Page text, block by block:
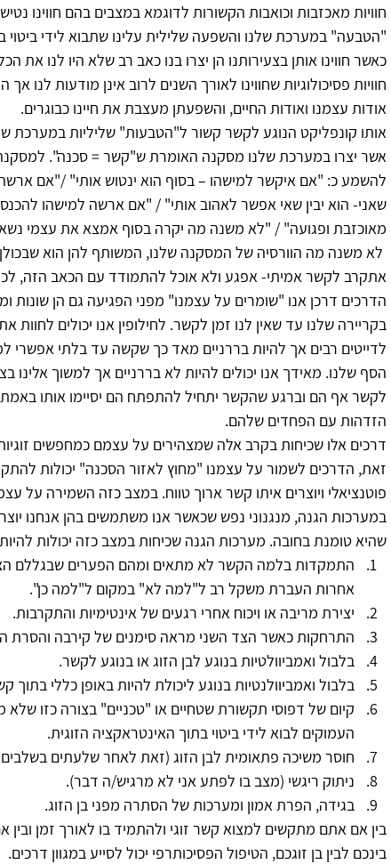
חוויות מאכזבות וכואבות הקשורות לדוגמא במצבים בהם חווינו
"הטבעה" במערכת שלנו והשפעה שלילית עלינו שתבוא לידי ביטוי
כאשר חווינו אותן בצעירותנו הן יצרו בנו כאב רב שלא היו לנו
חוויות פסיכולוגיות שחווינו לאורך השנים לרוב אינן מודעות לנו
אודות עצמנו ואודות החיים, והשפעתן מעצבת את חיינו כבוגרים.
אותו קונפליקט הנוגע לקשר קשור ל"הטבעות" שליליות במערכת
אשר יצרו במערכת שלנו מסקנה האומרת ש"קשר = סכנה". למסקנה
להשמע כ: "אם איקשר למישהו – בסוף הוא ינטוש אותי" /"אם
שאני- הוא יבין שאי אפשר לאהוב אותי" / "אם ארשה למישהו
מאוכזבת ופגועה" / "לא משנה מה יקרה בסוף אמצא את עצמי
לא משנה מה הוורסיה של המסקנה שלנו, המשותף להן הוא
אתקרב לקשר אמיתי- אפגע ולא אוכל להתמודד עם הכאב הזה, לכן
הדרכים דרכן אנו "שומרים על עצמנו" מפני הפגיעה גם הן שונות
בקריירה שלנו עד שאין לנו זמן לקשר. לחילופין אנו יכולים
לדייטים רבים אך להיות בררניים מאד כך שקשה עד בלתי אפשרי
הסף שלנו. מאידך אנו יכולים להיות לא בררניים אך למשוך
לקשר אף הם וברגע שהקשר יתחיל להתפתח הם יסיימו אותו
הזדהות עם הפחדים שלהם.
דרכים אלו שכיחות בקרב אלה שמצהירים על עצמם כמחפשים
זאת, הדרכים לשמור על עצמנו "מחוץ לאזור הסכנה" יכולות
פוטנציאלי ויוצרים איתו קשר ארוך טווח. במצב כזה השמירה על
במערכות הגנה, מנגנוני נפש שכאשר אנו משתמשים בהן אנחנו
שהיא טומנת בחובה. מערכות הגנה שכיחות במצב כזה יכולות
התמקדות בלמה הקשר לא מתאים ומהם הפערים שבגללם
אחרות העברת משקל רב ל"למה לא" במקום ל"למה כן".
יצירת מריבה או ויכוח אחרי רגעים של אינטימיות והתקרבות.
התרחקות כאשר הצד השני מראה סימנים של קירבה והסרת
בלבול ואמביוולטיות בנוגע לבן הזוג או בנוגע לקשר.
בלבול ואמביוולנטיות בנוגע ליכולת להיות באופן כללי בתוך
קיום של דפוסי תקשורת שטחיים או "טכניים" בצורה כזו
העמוקים לבוא לידי ביטוי בתוך האינטראקציה הזוגית.
חוסר משיכה פתאומית לבן הזוג (זאת לאחר שלעתים
ניתוק ריגשי (מצב בו לפתע אני לא מרגיש/ה דבר).
בגידה, הפרת אמון ומערכות של הסתרה מפני בן הזוג.
בין אם אתם מתקשים למצוא קשר זוגי ולהתמיד בו לאורך זמן
בינכם לבין בן זוגכם, הטיפול הפסיכותרפי יכול לסייע במגוון דרכים.